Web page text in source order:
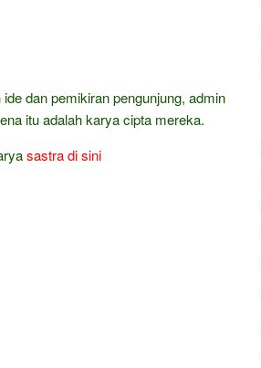
dan pemikiran pengunjung, admin
itu adalah karya cipta mereka.
sastradi sini